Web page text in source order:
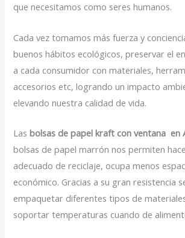
que necesitamos como seres humanos.
Cada vez tomamos más fuerza y
buenos hábitos ecológicos, preservar el
a cada consumidor con materiales,
accesorios etc, logrando un impacto
elevando nuestra calidad de vida.
Lasbolsas de papel kraft con ventana en
bolsas de papel marrón nos permiten
adecuado de reciclaje, ocupa menos
económico. Gracias a su gran resistencia
empaquetar diferentes tipos de
soportar temperaturas cuando de